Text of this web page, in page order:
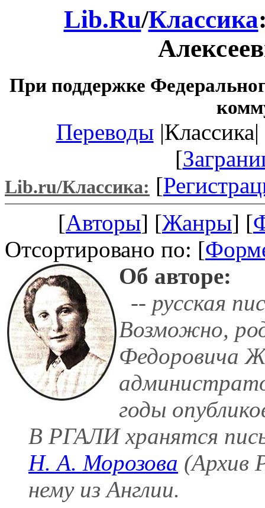
Lib.Ru/Классика
При поддержке
Переводы
[
Lib.ru/Классика: [
[Авторы] [Жанры] [
Отсортировано по: [
Об авторе:
-- русская
Возможно,
Федоровича
годы
В РГАЛИ хранятся
Н. А. Морозова (Архив
нему из Англии.